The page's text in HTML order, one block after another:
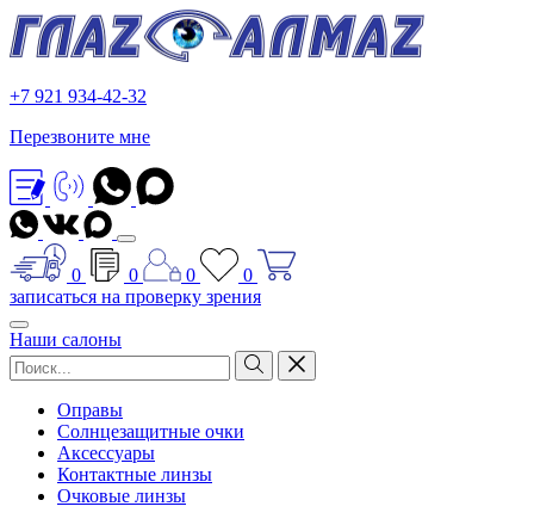
+7 921 934-42-32
Перезвоните мне
0 0 0
0
записаться на проверку зрения
Наши салоны
Оправы
Солнцезащитные очки
Аксессуары
Контактные линзы
Очковые линзы